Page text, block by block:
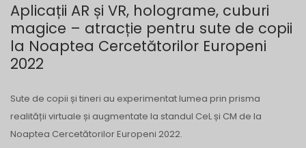
Aplicații AR și VR, holograme, cuburi
magice – atracție pentru sute de copii
la Noaptea Cercetătorilor Europeni
2022
Sute de copii și tineri au experimentat lumea prin prisma
realității virtuale și augmentate la standul CeL și CM de la
Noaptea Cercetătorilor Europeni 2022.